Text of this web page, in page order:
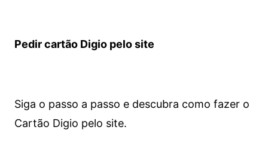
Pedir cartão Digio pelo site
Siga o passo a passo e descubra como fazer o
Cartão Digio pelo site.